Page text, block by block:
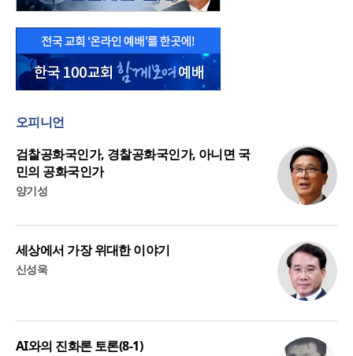
오피니언
검찰공화국인가, 경찰공화국인가, 아니면 국
민의 공화국인가
양기성
세상에서 가장 위대한 이야기
신성욱
AI와의 진화론 토론(8-1)